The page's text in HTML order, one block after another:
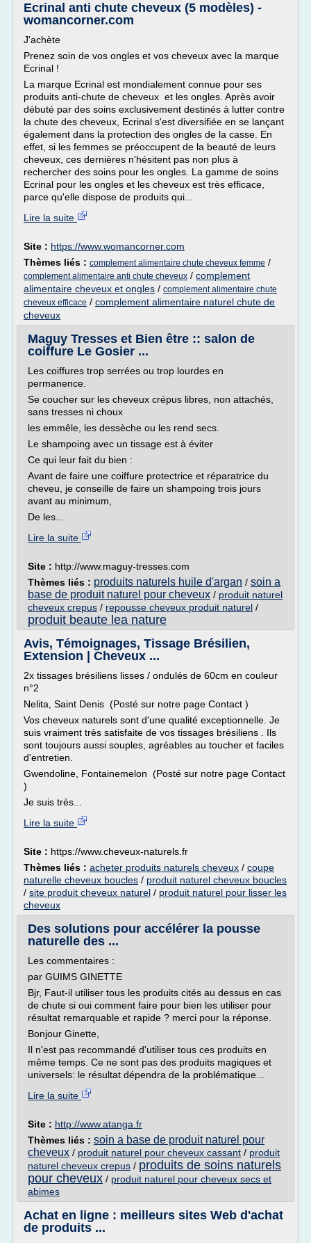
Ecrinal anti chute cheveux (5 modèles) -
womancorner.com
J'achète
Prenez soin de vos ongles et vos cheveux avec la marque
Ecrinal !
La marque Ecrinal est mondialement connue pour ses
produits anti-chute de cheveux et les ongles. Après avoir
débuté par des soins exclusivement destinés à lutter contre
la chute des cheveux, Ecrinal s'est diversifiée en se lançant
également dans la protection des ongles de la casse. En
effet, si les femmes se préoccupent de la beauté de leurs
cheveux, ces dernières n'hésitent pas non plus à
rechercher des soins pour les ongles. La gamme de soins
Ecrinal pour les ongles et les cheveux est très efficace,
parce qu'elle dispose de produits qui...
Lire la suite
Site : https://www.womancorner.com
Thèmes liés : complement alimentaire chute cheveux femme /
complement alimentaire anti chute cheveux / complement
alimentaire cheveux et ongles / complement alimentaire chute
cheveux efficace / complement alimentaire naturel chute de
cheveux
Maguy Tresses et Bien être :: salon de
coiffure Le Gosier ...
Les coiffures trop serrées ou trop lourdes en
permanence.
Se coucher sur les cheveux crépus libres, non attachés,
sans tresses ni choux
les emmêle, les dessèche ou les rend secs.
Le shampoing avec un tissage est à éviter
Ce qui leur fait du bien :
Avant de faire une coiffure protectrice et réparatrice du
cheveu, je conseille de faire un shampoing trois jours
avant au minimum,
De les...
Lire la suite
Site : http://www.maguy-tresses.com
Thèmes liés : produits naturels huile d'argan / soin a
base de produit naturel pour cheveux / produit naturel
cheveux crepus / repousse cheveux produit naturel /
produit beaute lea nature
Avis, Témoignages, Tissage Brésilien,
Extension | Cheveux ...
2x tissages brésiliens lisses / ondulés de 60cm en couleur
n°2
Nelita, Saint Denis (Posté sur notre page Contact )
Vos cheveux naturels sont d'une qualité exceptionnelle. Je
suis vraiment très satisfaite de vos tissages brésiliens . Ils
sont toujours aussi souples, agréables au toucher et faciles
d'entretien.
Gwendoline, Fontainemelon (Posté sur notre page Contact
)
Je suis très...
Lire la suite
Site : https://www.cheveux-naturels.fr
Thèmes liés : acheter produits naturels cheveux / coupe
naturelle cheveux boucles / produit naturel cheveux boucles
/ site produit cheveux naturel / produit naturel pour lisser les
cheveux
Des solutions pour accélérer la pousse
naturelle des ...
Les commentaires :
par GUIMS GINETTE
Bjr, Faut-il utiliser tous les produits cités au dessus en cas
de chute si oui comment faire pour bien les utiliser pour
résultat remarquable et rapide ? merci pour la réponse.
Bonjour Ginette,
Il n'est pas recommandé d'utiliser tous ces produits en
même temps. Ce ne sont pas des produits magiques et
universels: le résultat dépendra de la problématique...
Lire la suite
Site : http://www.atanga.fr
Thèmes liés : soin a base de produit naturel pour
cheveux / produit naturel pour cheveux cassant / produit
naturel cheveux crepus / produits de soins naturels
pour cheveux / produit naturel pour cheveux secs et
abimes
Achat en ligne : meilleurs sites Web d'achat
de produits ...